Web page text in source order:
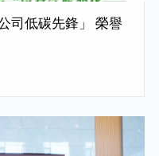
司低碳先鋒」 榮譽